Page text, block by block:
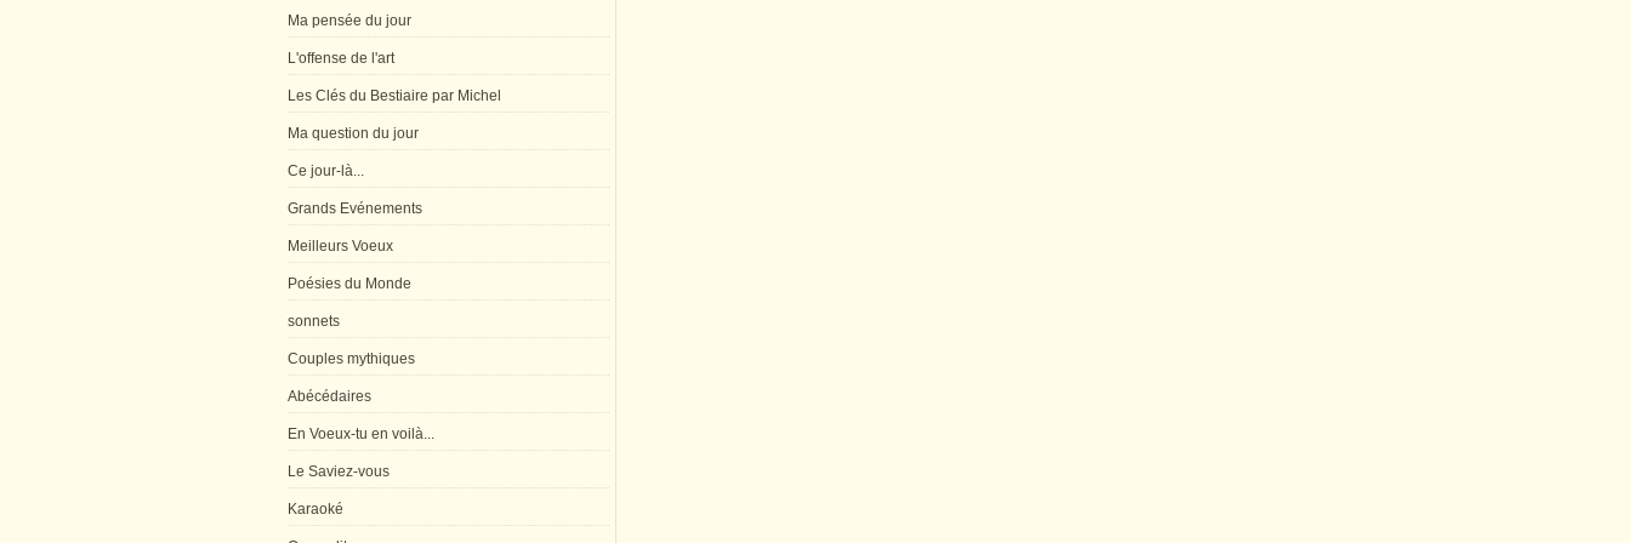
Ma pensée du jour
L'offense de l'art
Les Clés du Bestiaire par Michel
Ma question du jour
Ce jour-là...
Grands Evénements
Meilleurs Voeux
Poésies du Monde
sonnets
Couples mythiques
Abécédaires
En Voeux-tu en voilà...
Le Saviez-vous
Karaoké